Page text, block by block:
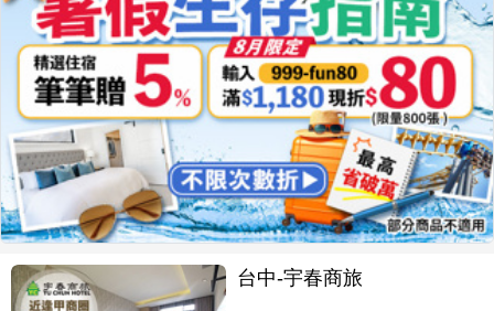
台中-宇春商旅